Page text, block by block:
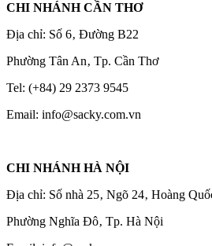
CHI NHÁNH CẦN THƠ
Địa chỉ: Số 6‚ Đường B22
Phường Tân An‚ Tp. Cần Thơ
Tel: (+84) 29 2373 9545
Email: info@sacky.com.vn
CHI NHÁNH HÀ NỘI
Địa chỉ: Số nhà 25‚ Ngõ 24‚ Hoàng
Phường Nghĩa Đô‚ Tp. Hà Nội